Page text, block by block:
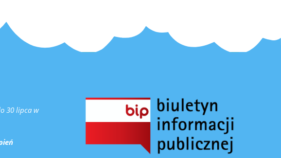
30 lipca w